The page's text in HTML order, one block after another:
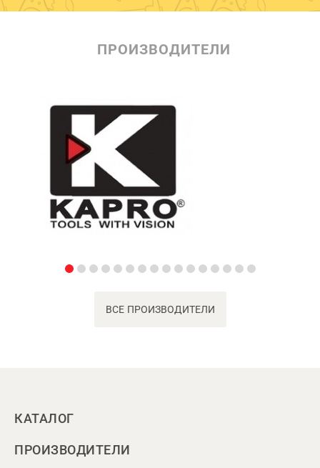
ПРОИЗВОДИТЕЛИ
ВСЕ ПРОИЗВОДИТЕЛИ
КАТАЛОГ
ПРОИЗВОДИТЕЛИ